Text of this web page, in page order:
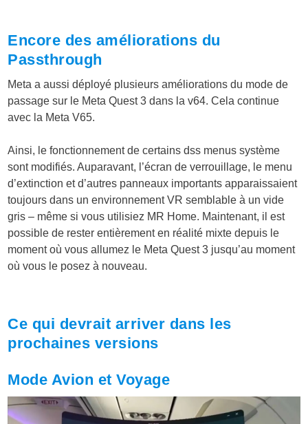
Encore des améliorations du
Passthrough
Meta a aussi déployé plusieurs améliorations du mode de
passage sur le Meta Quest 3 dans la v64. Cela continue
avec la Meta V65.
Ainsi, le fonctionnement de certains dss menus système
sont modifiés. Auparavant, l’écran de verrouillage, le menu
d’extinction et d’autres panneaux importants apparaissaient
toujours dans un environnement VR semblable à un vide
gris – même si vous utilisiez MR Home. Maintenant, il est
possible de rester entièrement en réalité mixte depuis le
moment où vous allumez le Meta Quest 3 jusqu’au moment
où vous le posez à nouveau.
Ce qui devrait arriver dans les
prochaines versions
Mode Avion et Voyage